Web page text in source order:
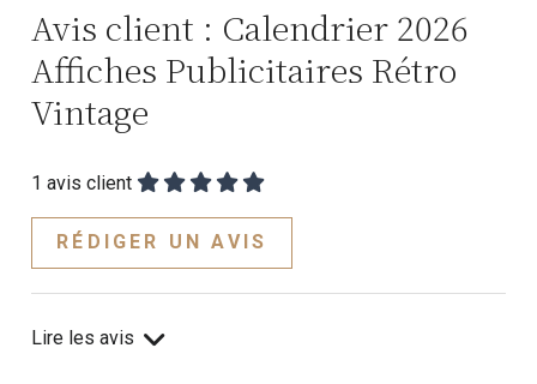
Avis client : Calendrier 2026
Affiches Publicitaires Rétro
Vintage
1 avis client
RÉDIGER UN AVIS
Lire les avis